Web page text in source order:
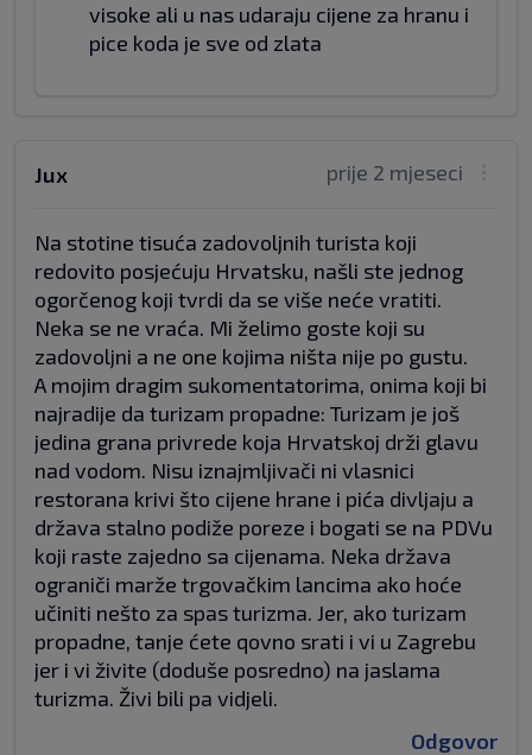
visoke ali u nas udaraju cijene za hranu i
pice koda je sve od zlata
prije 2 mjeseci
Jux
Na stotine tisuća zadovoljnih turista koji
redovito posjećuju Hrvatsku, našli ste jednog
ogorčenog koji tvrdi da se više neće vratiti.
Neka se ne vraća. Mi želimo goste koji su
zadovoljni a ne one kojima ništa nije po gustu.
A mojim dragim sukomentatorima, onima koji bi
najradije da turizam propadne: Turizam je još
jedina grana privrede koja Hrvatskoj drži glavu
nad vodom. Nisu iznajmljivači ni vlasnici
restorana krivi što cijene hrane i pića divljaju a
država stalno podiže poreze i bogati se na PDVu
koji raste zajedno sa cijenama. Neka država
ograniči marže trgovačkim lancima ako hoće
učiniti nešto za spas turizma. Jer, ako turizam
propadne, tanje ćete qovno srati i vi u Zagrebu
jer i vi živite (doduše posredno) na jaslama
turizma. Živi bili pa vidjeli.
Odgovor